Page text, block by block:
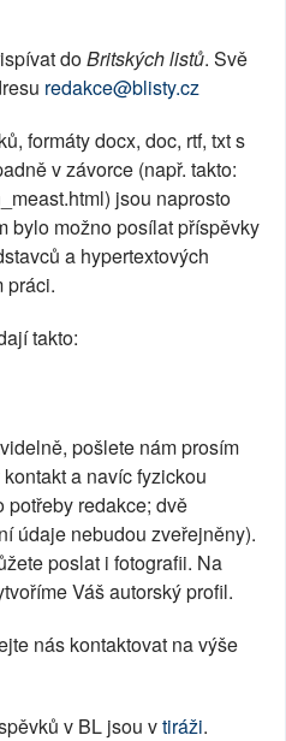
doBritských listů. Svě
redakce@blisty.cz
formáty docx, doc, rtf, txt s
v závorce (např. takto:
jsou naprosto
bylo možno posílat příspěvky
a hypertextových
práci.
takto:
pošlete nám prosím
a navíc fyzickou
potřeby redakce; dvě
údaje nebudou zveřejněny).
poslat i fotografii. Na
Váš autorský profil.
nás kontaktovat na výše
v BL jsou vtiráži.